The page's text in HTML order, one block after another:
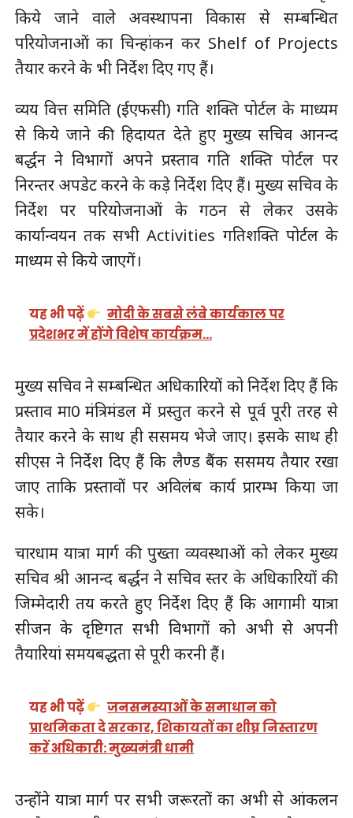
किये जाने वाले अवस्थापना विकास से सम्बन्धित
परियोजनाओं का चिन्हांकन कर Shelf of Projects
तैयार करने के भी निर्देश दिए गए हैं।
व्यय वित्त समिति (ईएफसी) गति शक्ति पोर्टल के माध्यम
से किये जाने की हिदायत देते हुए मुख्य सचिव आनन्द
बर्द्धन ने विभागों अपने प्रस्ताव गति शक्ति पोर्टल पर
निरन्तर अपडेट करने के कड़े निर्देश दिए हैं। मुख्य सचिव के
निर्देश पर परियोजनाओं के गठन से लेकर उसके
कार्यान्वयन तक सभी Activities गतिशक्ति पोर्टल के
माध्यम से किये जाएगें।
यह भी पढ़ें
मोदी के सबसे लंबे कार्यकाल पर
प्रदेशभर में होंगे विशेष कार्यक्रम…
मुख्य सचिव ने सम्बन्धित अधिकारियों को निर्देश दिए हैं कि
प्रस्ताव मा0 मंत्रिमंडल में प्रस्तुत करने से पूर्व पूरी तरह से
तैयार करने के साथ ही ससमय भेजे जाए। इसके साथ ही
सीएस ने निर्देश दिए हैं कि लैण्ड बैंक ससमय तैयार रखा
जाए ताकि प्रस्तावों पर अविलंब कार्य प्रारम्भ किया जा
सके।
चारधाम यात्रा मार्ग की पुख्ता व्यवस्थाओं को लेकर मुख्य
सचिव श्री आनन्द बर्द्धन ने सचिव स्तर के अधिकारियों की
जिम्मेदारी तय करते हुए निर्देश दिए हैं कि आगामी यात्रा
सीजन के दृष्टिगत सभी विभागों को अभी से अपनी
तैयारियां समयबद्धता से पूरी करनी हैं।
यह भी पढ़ें
जनसमस्याओं के समाधान को
प्राथमिकता दे सरकार, शिकायतों का शीघ्र निस्तारण
करें अधिकारी: मुख्यमंत्री धामी
उन्होंने यात्रा मार्ग पर सभी जरूरतों का अभी से आंकलन